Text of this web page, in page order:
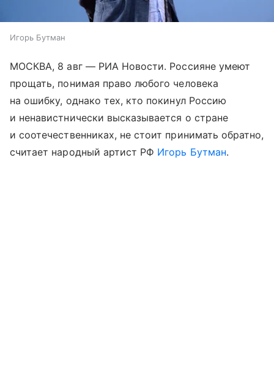
Игорь Бутман
МОСКВА, 8 авг — РИА Новости. Россияне умеют
прощать, понимая право любого человека
на ошибку, однако тех, кто покинул Россию
и ненавистнически высказывается о стране
и соотечественниках, не стоит принимать обратно,
считает народный артист РФ Игорь Бутман.